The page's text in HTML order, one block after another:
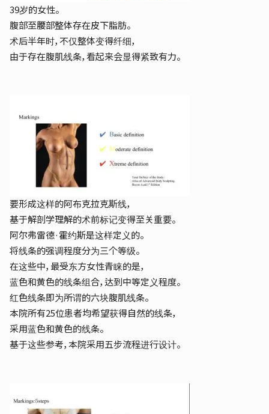
39岁的女性。
腹部至腰部整体存在皮下脂肪。
术后半年时，不仅整体变得纤细，
由于存在腹肌线条，看起来会显得紧致有力。
要形成这样的阿布克拉克斯线，
基于解剖学理解的术前标记变得至关重要。
阿尔弗雷德·霍约斯是这样定义的。
将线条的强调程度分为三个等级。
在这些中，最受东方女性青睐的是，
蓝色和黄色的线条组合，达到中等定义程度。
红色线条即为所谓的六块腹肌线条。
本院所有25位患者均希望获得自然的线条，
采用蓝色和黄色的线条。
基于这些参考，本院采用五步流程进行设计。